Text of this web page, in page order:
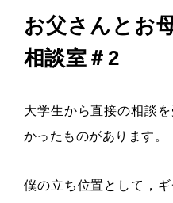
お父さんとお
相談室＃2
大学生から直接の相談
かったものがあります。
僕の立ち位置として，